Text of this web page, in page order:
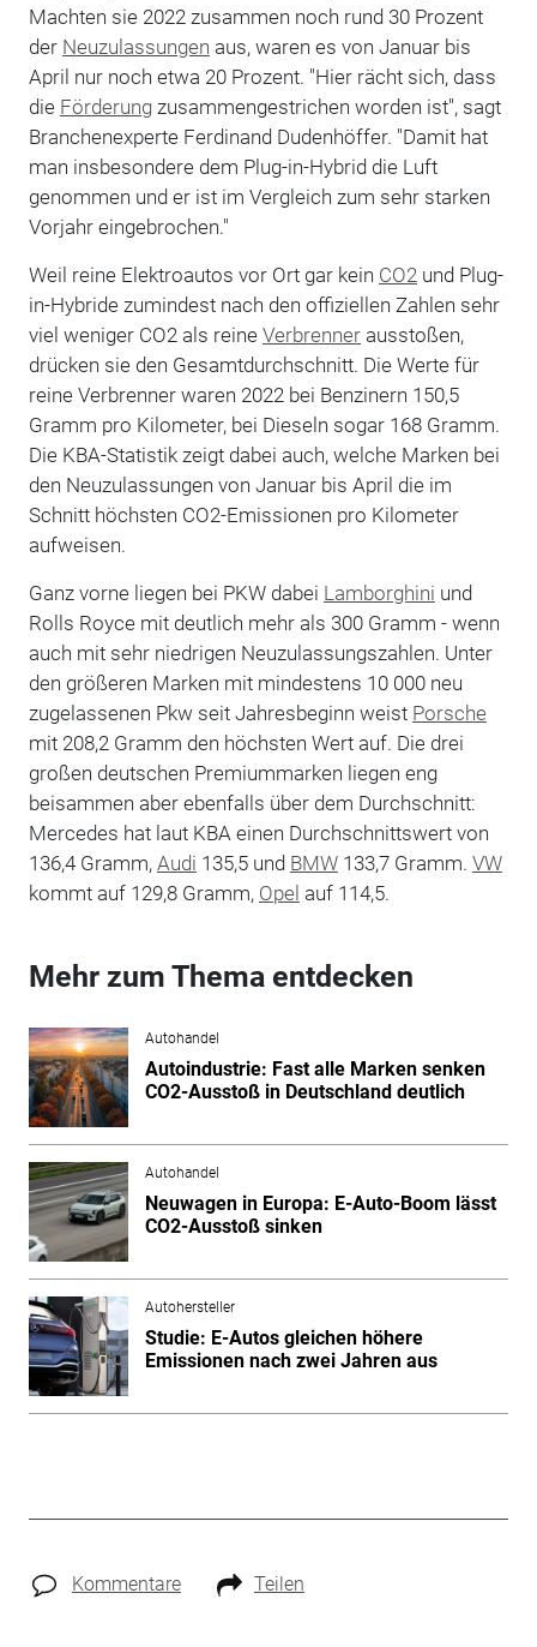
Machten sie 2022 zusammen noch rund 30 Prozent
der Neuzulassungen aus, waren es von Januar bis
April nur noch etwa 20 Prozent. "Hier rächt sich, dass
die Förderungzusammengestrichen worden ist", sagt
Branchenexperte Ferdinand Dudenhöffer. "Damit hat
man insbesondere dem Plug-in-Hybrid die Luft
genommen und er ist im Vergleich zum sehr starken
Vorjahr eingebrochen."
Weil reine Elektroautos vor Ort gar kein CO2 und Plug-
in-Hybride zumindest nach den offiziellen Zahlen sehr
viel weniger CO2 als reine Verbrennerausstoßen,
drücken sie den Gesamtdurchschnitt. Die Werte für
reine Verbrenner waren 2022 bei Benzinern 150,5
Gramm pro Kilometer, bei Dieseln sogar 168 Gramm.
Die KBA-Statistik zeigt dabei auch, welche Marken bei
den Neuzulassungen von Januar bis April die im
Schnitt höchsten CO2-Emissionen pro Kilometer
aufweisen.
Ganz vorne liegen bei PKW dabei Lamborghini und
Rolls Royce mit deutlich mehr als 300 Gramm - wenn
auch mit sehr niedrigen Neuzulassungszahlen. Unter
den größeren Marken mit mindestens 10 000 neu
zugelassenen Pkw seit Jahresbeginn weist Porsche
mit 208,2 Gramm den höchsten Wert auf. Die drei
großen deutschen Premiummarken liegen eng
beisammen aber ebenfalls über dem Durchschnitt:
Mercedes hat laut KBA einen Durchschnittswert von
136,4 Gramm, Audi 135,5 und BMW133,7 Gramm. VW
kommt auf 129,8 Gramm, Opel auf 114,5.
Mehr zum Thema entdecken
Autohandel
Autoindustrie: Fast alle Marken senken
CO2-Ausstoß in Deutschland deutlich
Autohandel
Neuwagen in Europa: E-Auto-Boom lässt
CO2-Ausstoß sinken
Autohersteller
Studie: E-Autos gleichen höhere
Emissionen nach zwei Jahren aus
Kommentare Teilen